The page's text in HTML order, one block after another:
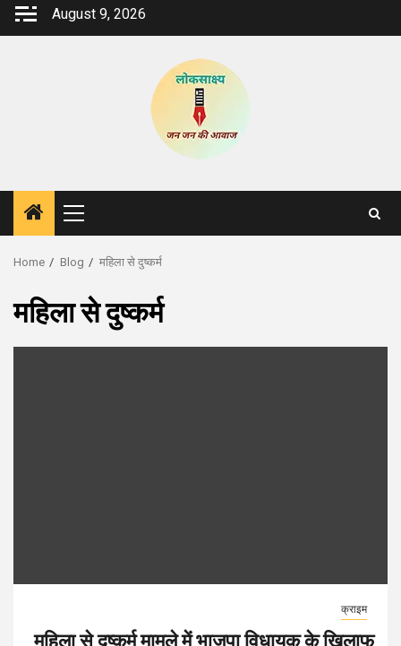
Skip
August 9, 2026
Primary
Menu
Home Blog महिला से दुष्कर्म
महिला से दुष्कर्म
क्राइम
महिला से दुष्कर्म मामले में भाजपा विधायक के खिलाफ